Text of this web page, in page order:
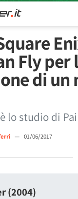
Fly per
di un
lo studio di
— 01/06/2017
(2004)